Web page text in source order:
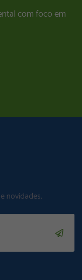
com foco em
novidades.